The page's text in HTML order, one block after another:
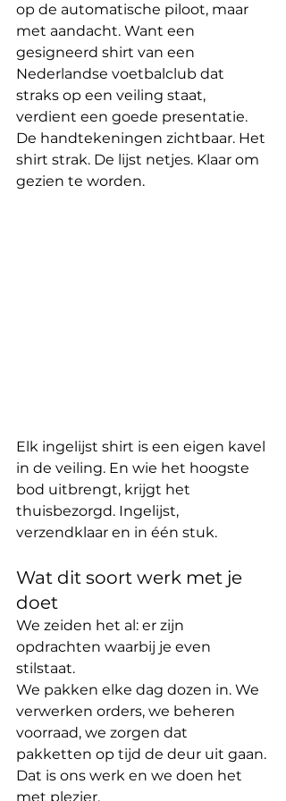
op de automatische piloot, maar
met aandacht. Want een
gesigneerd shirt van een
Nederlandse voetbalclub dat
straks op een veiling staat,
verdient een goede presentatie.
De handtekeningen zichtbaar. Het
shirt strak. De lijst netjes. Klaar om
gezien te worden.
Elk ingelijst shirt is een eigen kavel
in de veiling. En wie het hoogste
bod uitbrengt, krijgt het
thuisbezorgd. Ingelijst,
verzendklaar en in één stuk.
Wat dit soort werk met je
doet
We zeiden het al: er zijn
opdrachten waarbij je even
stilstaat.
We pakken elke dag dozen in. We
verwerken orders, we beheren
voorraad, we zorgen dat
pakketten op tijd de deur uit gaan.
Dat is ons werk en we doen het
met plezier.